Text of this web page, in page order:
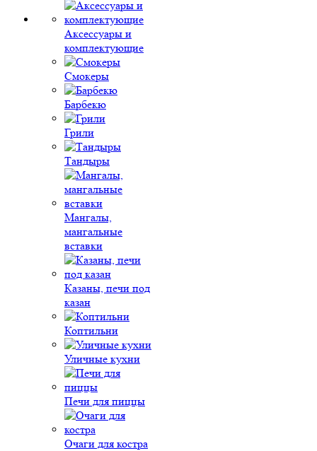
Аксессуары и
комплектующие
Смокеры
Барбекю
Грили
Тандыры
Мангалы,
мангальные
вставки
Казаны, печи под
казан
Коптильни
Уличные кухни
Печи для пиццы
Очаги для костра